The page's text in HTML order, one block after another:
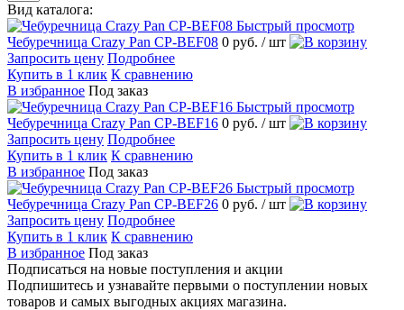
Вид каталога:
Быстрый просмотр
Чебуречница Crazy Pan CP-BEF08 0 руб. / шт
Запросить цену Подробнее
Купить в 1 клик К сравнению
В избранное Под заказ
Быстрый просмотр
Чебуречница Crazy Pan CP-BEF16 0 руб. / шт
Запросить цену Подробнее
Купить в 1 клик К сравнению
В избранное Под заказ
Быстрый просмотр
Чебуречница Crazy Pan CP-BEF26 0 руб. / шт
Запросить цену Подробнее
Купить в 1 клик К сравнению
В избранное Под заказ
Подписаться на новые поступления и акции
Подпишитесь и узнавайте первыми о поступлении новых
товаров и самых выгодных акциях магазина.